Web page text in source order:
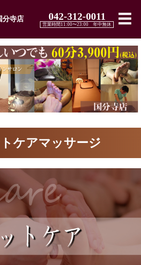
分寺店 042-312-0011
営業時間11:00〜23:00 年中無休 ☰
ケアマッサージ